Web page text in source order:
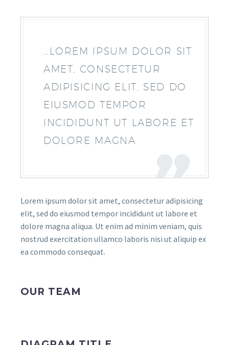
…LOREM IPSUM DOLOR SIT
AMET, CONSECTETUR
ADIPISICING ELIT, SED DO
EIUSMOD TEMPOR
INCIDIDUNT UT LABORE ET
DOLORE MAGNA
Lorem ipsum dolor sit amet, consectetur adipisicing
elit, sed do eiusmod tempor incididunt ut labore et
dolore magna aliqua. Ut enim ad minim veniam, quis
nostrud exercitation ullamco laboris nisi ut aliquip ex
ea commodo consequat.
OUR TEAM